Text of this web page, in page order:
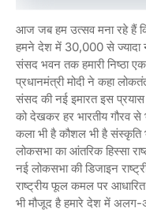
आज जब हम उत्सव मना रहे हैं
हमने देश में 30,000 से ज्यादा
संसद भवन तक हमारी निष्ठा
प्रधानमंत्री मोदी ने कहा
संसद की नई इमारत इस
को देखकर हर भारतीय गौरव से
कला भी है कौशल भी है
लोकसभा का आंतरिक हिस्सा
नई लोकसभा की डिजाइन
राष्ट्रीय फूल कमल पर
भी मौजूद है हमारे देश में अलग-